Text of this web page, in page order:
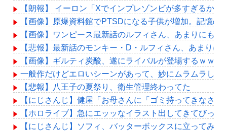
【朗報】 イーロン「Xでインプレゾンビが多すぎるか
【画像】原爆資料館でPTSDになる子供が増加。記憶の
【画像】ワンピース最新話のルフィさん、あまりにも
【悲報】最新話のモンキー・D・ルフィさん、あまりに
【画像】ギルティ炭酸、遂にライバルが登場するｗｗｗ
一般作だけどエロいシーンがあって、妙にムラムラして
【悲報】八王子の夏祭り、衛生管理終わってた
【にじさんじ】健屋「お母さんに「ゴミ持ってきなさ
【ホロライブ】急にエッッなイラスト出してきてびっく
【にじさんじ】ソフィ、バッターボックスに立ってみ